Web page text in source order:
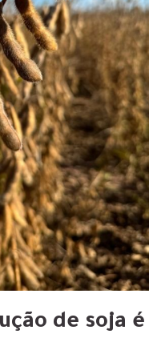
de soja é